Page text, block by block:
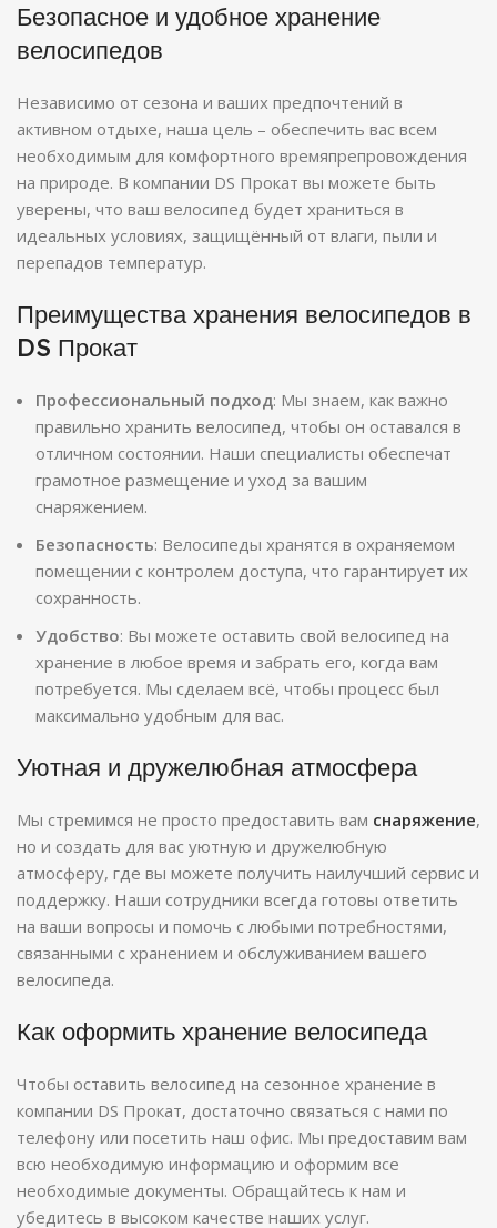
Безопасное и удобное хранение
велосипедов
Независимо от сезона и ваших предпочтений в
активном отдыхе, наша цель – обеспечить вас всем
необходимым для комфортного времяпрепровождения
на природе. В компании DS Прокат вы можете быть
уверены, что ваш велосипед будет храниться в
идеальных условиях, защищённый от влаги, пыли и
перепадов температур.
Преимущества хранения велосипедов в
DS Прокат
Профессиональный подход: Мы знаем, как важно
правильно хранить велосипед, чтобы он оставался в
отличном состоянии. Наши специалисты обеспечат
грамотное размещение и уход за вашим
снаряжением.
Безопасность: Велосипеды хранятся в охраняемом
помещении с контролем доступа, что гарантирует их
сохранность.
Удобство: Вы можете оставить свой велосипед на
хранение в любое время и забрать его, когда вам
потребуется. Мы сделаем всё, чтобы процесс был
максимально удобным для вас.
Уютная и дружелюбная атмосфера
Мы стремимся не просто предоставить вам снаряжение,
но и создать для вас уютную и дружелюбную
атмосферу, где вы можете получить наилучший сервис и
поддержку. Наши сотрудники всегда готовы ответить
на ваши вопросы и помочь с любыми потребностями,
связанными с хранением и обслуживанием вашего
велосипеда.
Как оформить хранение велосипеда
Чтобы оставить велосипед на сезонное хранение в
компании DS Прокат, достаточно связаться с нами по
телефону или посетить наш офис. Мы предоставим вам
всю необходимую информацию и оформим все
необходимые документы. Обращайтесь к нам и
убедитесь в высоком качестве наших услуг.